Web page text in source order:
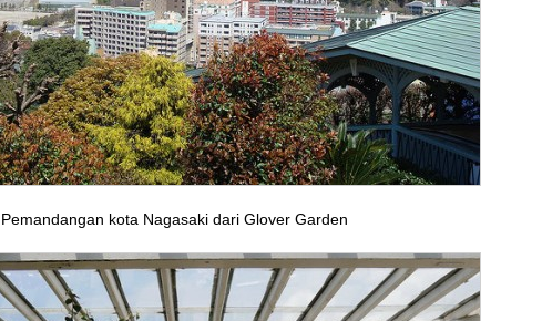
Pemandangan kota Nagasaki dari Glover Garden